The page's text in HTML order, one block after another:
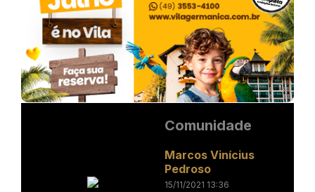
Comunidade
Marcos Vinícius
Pedroso
15/11/2021 13:36